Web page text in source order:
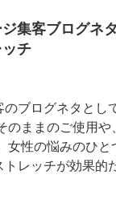
ジ集客ブログネ
チ
ブログネタとし
のままのご使用や
女性の悩みのひと
レッチが効果的